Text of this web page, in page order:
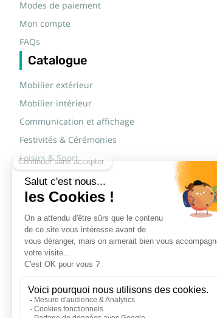
Modes de paiement
Mon compte
FAQs
Catalogue
Mobilier extérieur
Mobilier intérieur
Communication et affichage
Festivités & Cérémonies
Loisirs & Sport
Mobilier scolaire
Mobilier urbain
Sécurité routière & TP
Tables pliantes rectangulaires
Tables pliantes rondes
Tables rondes polypro
Marques
JAD Groupe